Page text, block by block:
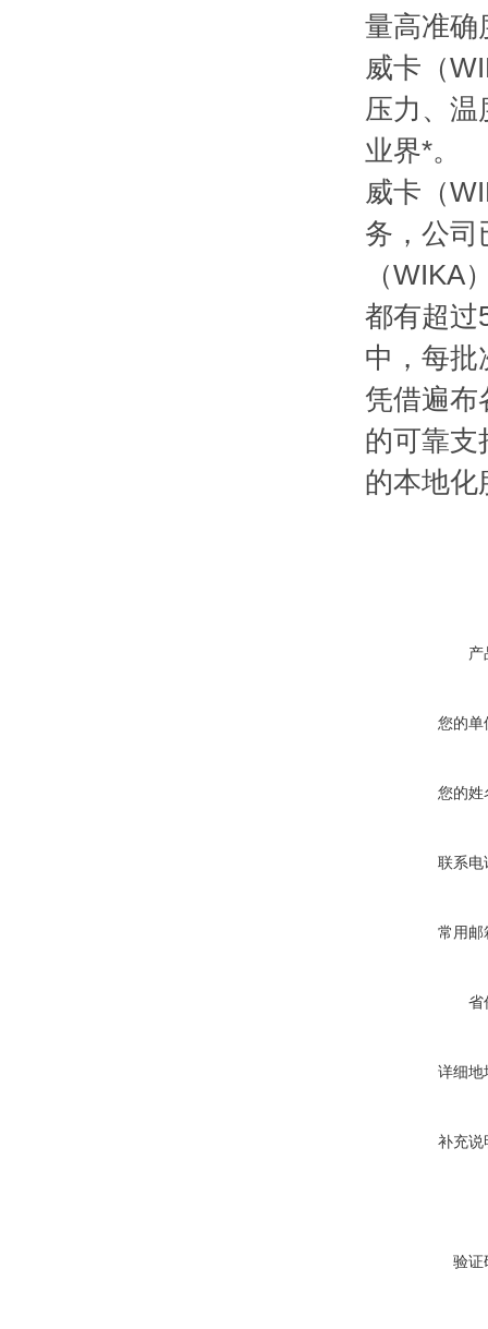
量高准确
威卡（
压力、温
业界*。
威卡（
务，公司
（WIKA
都有超过
中，每批
凭借遍布
的可靠支
的本地化
产
您的单
您的姓
联系电
常用邮
省
详细地
补充说
验证